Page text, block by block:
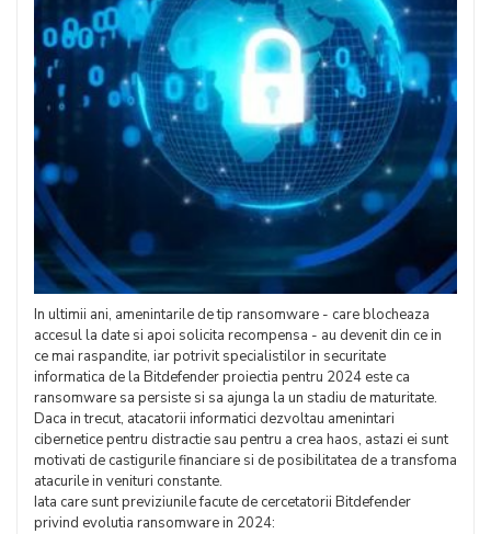
In ultimii ani, amenintarile de tip ransomware - care blocheaza
accesul la date si apoi solicita recompensa - au devenit din ce in
ce mai raspandite, iar potrivit specialistilor in securitate
informatica de la Bitdefender proiectia pentru 2024 este ca
ransomware sa persiste si sa ajunga la un stadiu de maturitate.
Daca in trecut, atacatorii informatici dezvoltau amenintari
cibernetice pentru distractie sau pentru a crea haos, astazi ei sunt
motivati de castigurile financiare si de posibilitatea de a transfoma
atacurile in venituri constante.
Iata care sunt previziunile facute de cercetatorii Bitdefender
privind evolutia ransomware in 2024: